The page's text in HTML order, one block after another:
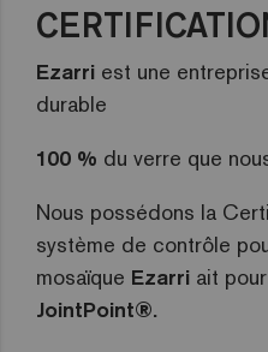
Ezarri est une
durable
100 % du verre que
Nous possédons la
système de contrôle
mosaïque Ezarri ait
JointPoint®.